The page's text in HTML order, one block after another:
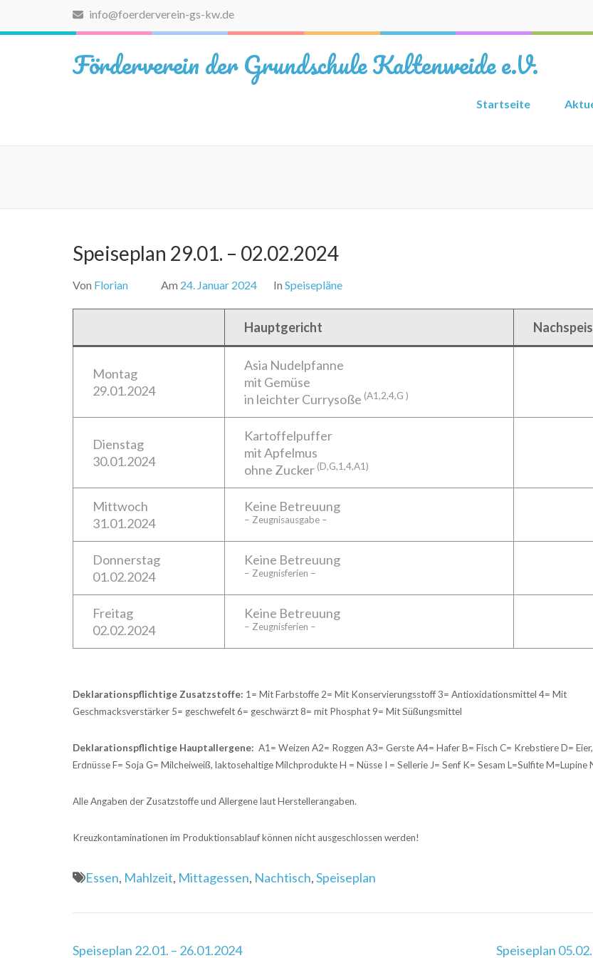
(Eingabetaste
info@foerderverein-gs-kw.de
Förderverein der Grundschule Kaltenweide e.V.
Startseite
Speiseplan 29.01. – 02.02.2024
Von Florian Am 24. Januar 2024 In Speisepläne
Hauptgericht
Montag
29.01.2024
Asia Nudelpfanne
mit Gemüse
in leichter Currysoße (A1,2,4,G )
Dienstag
30.01.2024
Kartoffelpuffer
mit Apfelmus
ohne Zucker (D,G,1,4,A1)
Mittwoch
31.01.2024
Keine Betreuung
– Zeugnisausgabe –
Donnerstag
01.02.2024
Keine Betreuung
– Zeugnisferien –
Freitag
02.02.2024
Keine Betreuung
– Zeugnisferien –
Deklarationspflichtige Zusatzstoffe: 1= Mit Farbstoffe 2= Mit Konservierungsstoff 3= Antioxidationsmittel 4= Mit
Geschmacksverstärker 5= geschwefelt 6= geschwärzt 8= mit Phosphat 9= Mit Süßungsmittel
Deklarationspflichtige Hauptallergene: A1= Weizen A2= Roggen A3= Gerste A4= Hafer B= Fisch C= Krebstiere D=
Erdnüsse F= Soja G= Milcheiweiß, laktosehaltige Milchprodukte H = Nüsse I = Sellerie J= Senf K= Sesam L=Sulfite M=Lupine
Alle Angaben der Zusatzstoffe und Allergene laut Herstellerangaben.
Kreuzkontaminationen im Produktionsablauf können nicht ausgeschlossen werden!
Essen, Mahlzeit, Mittagessen, Nachtisch,Speiseplan
Beitragsnavigation
Speiseplan 22.01. – 26.01.2024 Speiseplan